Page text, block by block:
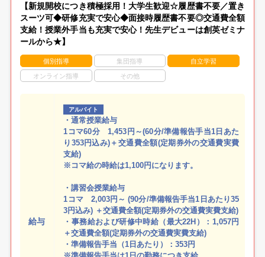
【新規開校につき積極採用！大学生歓迎☆履歴書不要／置き
スーツ可◆研修充実で安心◆面接時履歴書不要◎交通費全額
支給！授業外手当も充実で安心！先生デビューは創英ゼミナ
ールから★】
個別指導 集団指導 自立学習
オンライン指導 その他
給与
アルバイト
・通常授業給与
1コマ60分 1,453円～(60分/準備報告手当1日あた
り353円込み)＋交通費全額(定期券外の交通費実費
支給)
※コマ給の時給は1,100円になります。
・講習会授業給与
1コマ 2,003円～ (90分/準備報告手当1日あたり35
3円込み) ＋交通費全額(定期券外の交通費実費支給)
・事務給および研修中時給（最大22H）：1,057円
＋交通費全額(定期券外の交通費実費支給)
・準備報告手当（1日あたり）：353円